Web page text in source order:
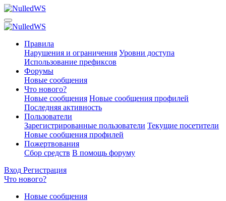
Правила
Нарушения и ограничения Уровни доступа
Использование префиксов
Форумы
Новые сообщения
Что нового?
Новые сообщения Новые сообщения профилей
Последняя активность
Пользователи
Зарегистрированные пользователи Текущие посетители
Новые сообщения профилей
Пожертвования
Сбор средств В помощь форуму
Вход Регистрация
Что нового?
Новые сообщения